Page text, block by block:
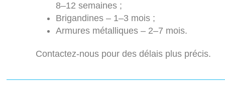
8–12 semaines ;
Brigandines – 1–3 mois ;
Armures métalliques – 2–7 mois.
Contactez-nous pour des délais plus précis.